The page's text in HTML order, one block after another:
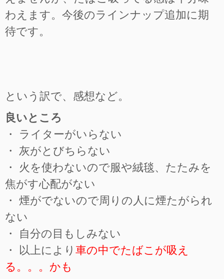
わえます。今後のラインナップ追加に期
待です。
という訳で、感想など。
良いところ
・ ライターがいらない
・ 灰がとびちらない
・ 火を使わないので服や絨毯、たたみを
焦がす心配がない
・ 煙がでないので周りの人に煙たがられ
ない
・ 自分の目もしみない
・ 以上により車の中でたばこが吸え
る。。。かも